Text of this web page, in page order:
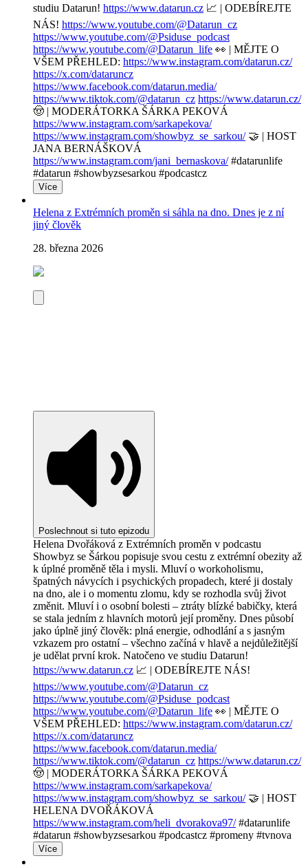
studiu Datarun! https://www.datarun.cz 📈 | ODEBÍREJTE
NÁS! https://www.youtube.com/@Datarun_cz
https://www.youtube.com/@Psiduse_podcast
https://www.youtube.com/@Datarun_life 👀 | MĚJTE O
VŠEM PŘEHLED: https://www.instagram.com/datarun.cz/
https://x.com/dataruncz
https://www.facebook.com/datarun.media/
https://www.tiktok.com/@datarun_cz https://www.datarun.cz/
🤠 | MODERÁTORKA ŠÁRKA PEKOVÁ
https://www.instagram.com/sarkapekova/
https://www.instagram.com/showbyz_se_sarkou/🤝 | HOST
JANA BERNÁŠKOVÁ
https://www.instagram.com/jani_bernaskova/#datarunlife
#datarun #showbyzsesarkou #podcastcz
Více
Helena z Extrémních proměn si sáhla na dno. Dnes je z ní
jiný člověk
28. března 2026
Poslechnout si tuto epizodu
Helena Dvořáková z Extrémních proměn v podcastu
Showbyz se Šárkou popisuje svou cestu z extrémní obezity až
k úplné proměně těla i mysli. Mluví o workoholismu,
špatných návycích i psychických propadech, které ji dostaly
na dno, ale i o momentu zlomu, kdy se rozhodla svůj život
změnit. Mluví i o osobní bolesti – ztráty blízké babičky, která
se stala jedním z hlavních motorů její proměny. Dnes působí
jako úplně jiný člověk: plná energie, odhodlání a s jasným
vzkazem pro ostatní – všechno začíná v hlavě a nejdůležitější
je udělat první krok. Natočeno ve studiu Datarun!
https://www.datarun.cz 📈 | ODEBÍREJTE NÁS!
https://www.youtube.com/@Datarun_cz
https://www.youtube.com/@Psiduse_podcast
https://www.youtube.com/@Datarun_life 👀 | MĚJTE O
VŠEM PŘEHLED: https://www.instagram.com/datarun.cz/
https://x.com/dataruncz
https://www.facebook.com/datarun.media/
https://www.tiktok.com/@datarun_cz https://www.datarun.cz/
🤠 | MODERÁTORKA ŠÁRKA PEKOVÁ
https://www.instagram.com/sarkapekova/
https://www.instagram.com/showbyz_se_sarkou/🤝 | HOST
HELENA DVOŘÁKOVÁ
https://www.instagram.com/heli_dvorakova97/#datarunlife
#datarun #showbyzsesarkou #podcastcz #promeny #tvnova
Více